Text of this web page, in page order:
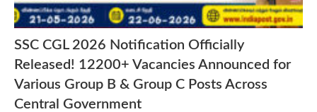
SSC CGL 2026 Notification Officially
Released! 12200+ Vacancies Announced for
Various Group B & Group C Posts Across
Central Government